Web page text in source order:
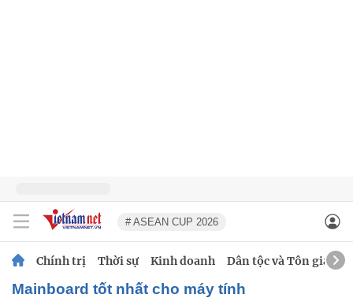
# ASEAN CUP 2026
Chính trị Thời sự Kinh doanh Dân tộc và Tôn giáo
mainboard tốt nhất cho máy tính